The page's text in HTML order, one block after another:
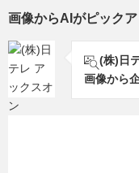
画像からAIがピック
(株)日
画像から